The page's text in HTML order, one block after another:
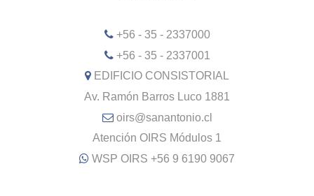
+56 - 35 - 2337000
+56 - 35 - 2337001
EDIFICIO CONSISTORIAL
Av. Ramón Barros Luco 1881
oirs@sanantonio.cl
Atención OIRS Módulos 1
WSP OIRS +56 9 6190 9067